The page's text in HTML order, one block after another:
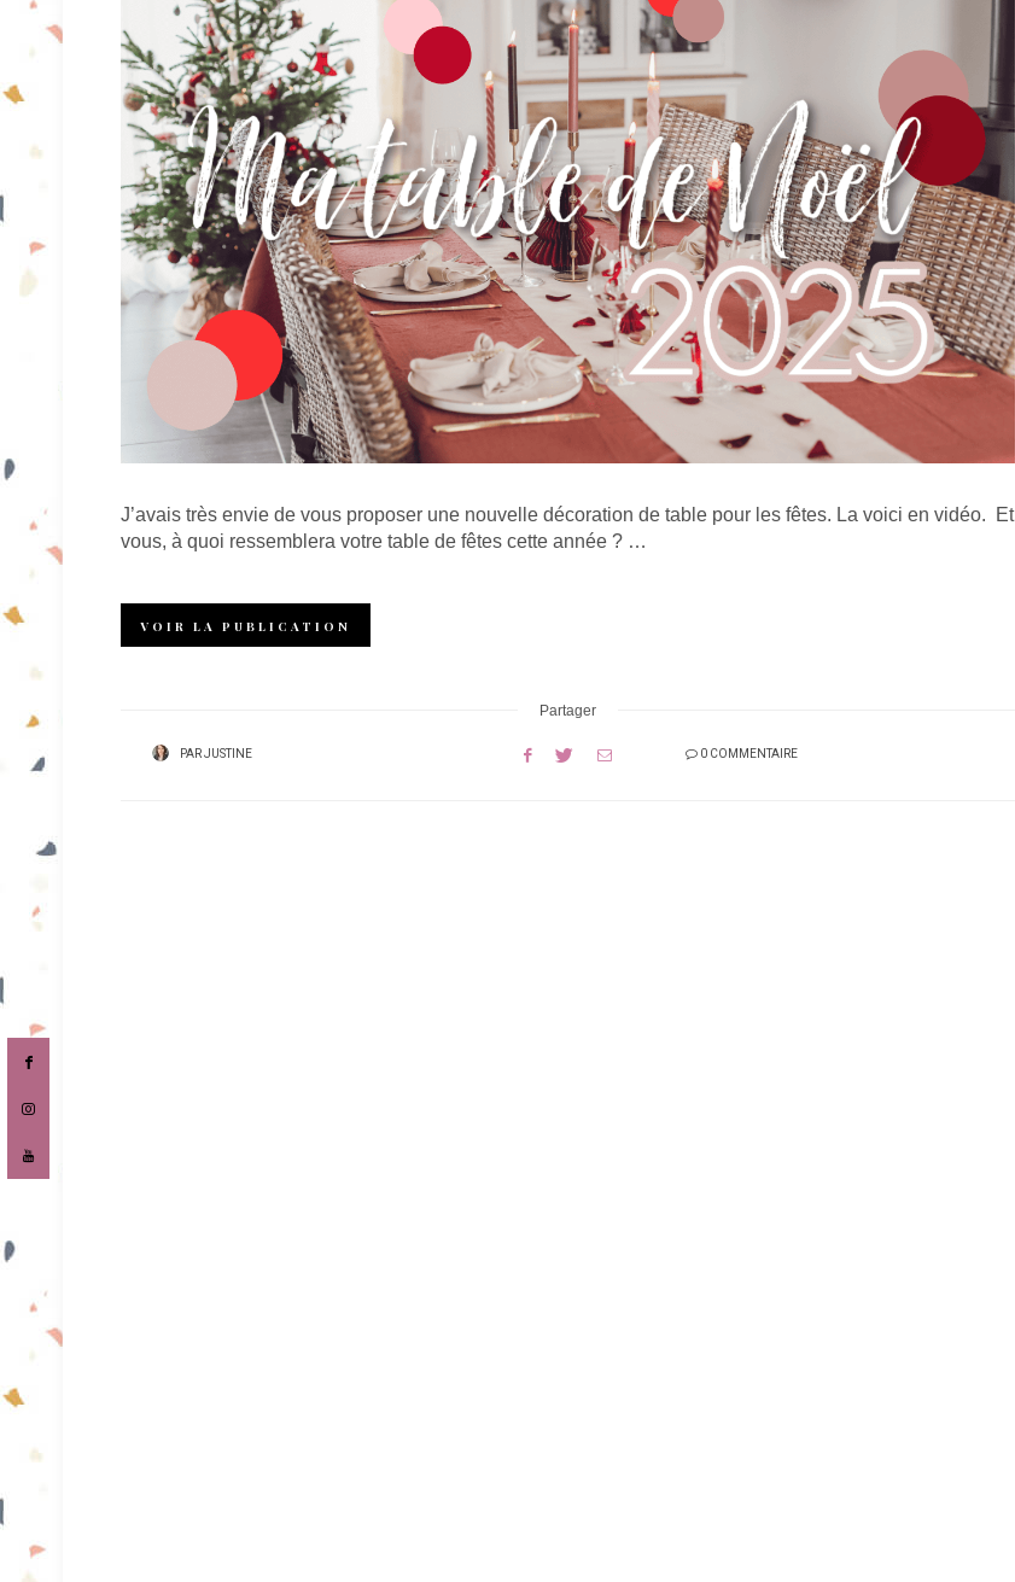
J’avais très envie de vous proposer une nouvelle décoration de table pour les fêtes. La voici en vidéo. Et
vous, à quoi ressemblera votre table de fêtes cette année ? …
VOIR LA PUBLICATION
Partager
PARJUSTINE 0 COMMENTAIRE